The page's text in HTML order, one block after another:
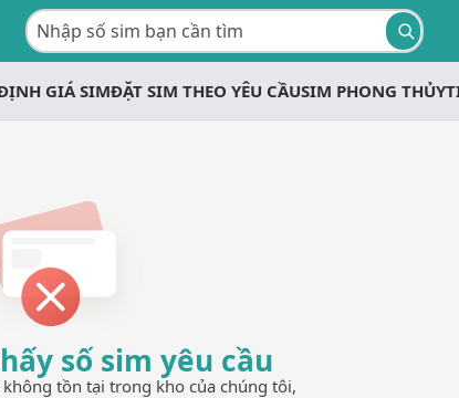
GIÁ SIMĐẶT SIM THEO YÊU CẦUSIM PHONG THỦY
số sim yêu cầu
tồn tại trong kho của chúng tôi,